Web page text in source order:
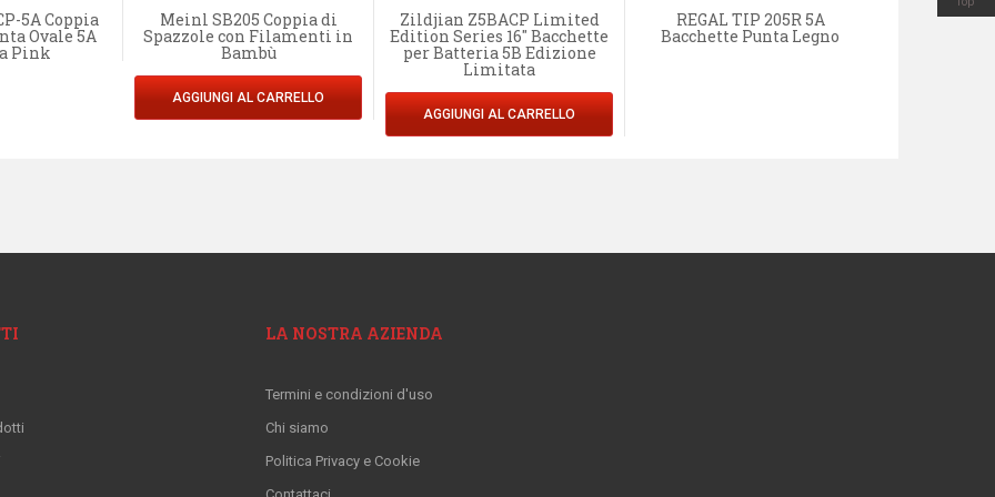
5A Coppia
Ovale 5A
Pink
Meinl SB205 Coppia di
Spazzole con Filamenti in
Bambù
AGGIUNGI AL CARRELLO
Zildjian Z5BACP Limited
Edition Series 16" Bacchette
per Batteria 5B Edizione
Limitata
AGGIUNGI AL CARRELLO
REGAL TIP 205R 5A
Bacchette Punta Legno
Vic Firth
LA NOSTRA AZIENDA
Termini e condizioni d'uso
Chi siamo
Politica Privacy e Cookie